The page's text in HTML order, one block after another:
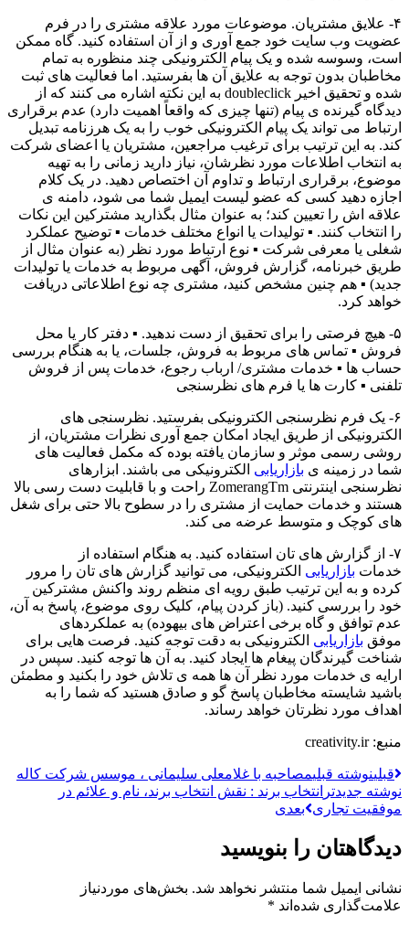
۴- علایق مشتریان. موضوعات مورد علاقه مشتری را در فرم
عضویت وب سایت خود جمع آوری و از آن استفاده کنید. گاه ممکن
است، وسوسه شده و یک پیام الکترونیکی چند منظوره به تمام
مخاطبان بدون توجه به علایق آن ها بفرستید. اما فعالیت های ثبت
شده و تحقیق اخیر doubleclick به این نکته اشاره می کنند که از
دیدگاه گیرنده ی پیام (تنها چیزی که واقعاً اهمیت دارد) عدم برقراری
ارتباط می تواند یک پیام الکترونیکی خوب را به یک هرزنامه تبدیل
کند. به این ترتیب برای ترغیب مراجعین، مشتریان یا اعضای شرکت
به انتخاب اطلاعات مورد نظرشان، نیاز دارید زمانی را به تهیه
موضوع، برقراری ارتباط و تداوم آن اختصاص دهید. در یک کلام
اجازه دهید کسی که عضو لیست ایمیل شما می شود، دامنه ی
علاقه اش را تعیین کند؛ به عنوان مثال بگذارید مشترکین این نکات
را انتخاب کنند. ▪ تولیدات یا انواع مختلف خدمات ▪ توضیح عملکرد
شغلی یا معرفی شرکت ▪ نوع ارتباط مورد نظر (به عنوان مثال از
طریق خبرنامه، گزارش فروش، آگهی مربوط به خدمات یا تولیدات
جدید) ▪ هم چنین مشخص کنید، مشتری چه نوع اطلاعاتی دریافت
خواهد کرد.
۵- هیچ فرصتی را برای تحقیق از دست ندهید. ▪ دفتر کار یا محل
فروش ▪ تماس های مربوط به فروش، جلسات، یا به هنگام بررسی
حساب ها ▪ خدمات مشتری/ ارباب رجوع، خدمات پس از فروش
تلفنی ▪ کارت ها یا فرم های نظرسنجی
۶- یک فرم نظرسنجی الکترونیکی بفرستید. نظرسنجی های
الکترونیکی از طریق ایجاد امکان جمع آوری نظرات مشتریان، از
روشی رسمی موثر و سازمان یافته بوده که مکمل فعالیت های
شما در زمینه ی بازاریابی الکترونیکی می باشند. ابزارهای
نظرسنجی اینترنتی ZomerangTm راحت و با قابلیت دست رسی بالا
هستند و خدمات حمایت از مشتری را در سطوح بالا حتی برای شغل
های کوچک و متوسط عرضه می کند.
۷- از گزارش های تان استفاده کنید. به هنگام استفاده از
خدمات بازاریابی الکترونیکی، می توانید گزارش های تان را مرور
کرده و به این ترتیب طبق رویه ای منظم روند واکنش مشترکین
خود را بررسی کنید. (باز کردن پیام، کلیک روی موضوع، پاسخ به آن،
عدم توافق و گاه برخی اعتراض های بیهوده) به عملکردهای
موفق بازاریابی الکترونیکی به دقت توجه کنید. فرصت هایی برای
شناخت گیرندگان پیغام ها ایجاد کنید. به آن ها توجه کنید. سپس در
ارایه ی خدمات مورد نظر آن ها همه ی تلاش خود را بکنید و مطمئن
باشید شایسته مخاطبان پاسخ گو و صادق هستید که شما را به
اهداف مورد نظرتان خواهد رساند.
منبع: creativity.ir
قبلینوشته قبلیمصاحبه با غلامعلی سلیمانی ، موسس شرکت کاله
نوشته جدیدتر انتخاب برند : نقش انتخاب برند، نام و علائم در
موفقیت تجاری بعدی
دیدگاهتان را بنویسید
نشانی ایمیل شما منتشر نخواهد شد. بخش‌های موردنیاز
علامت‌گذاری شده‌اند *